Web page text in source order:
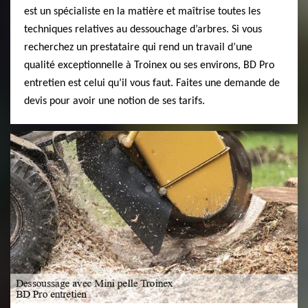
est un spécialiste en la matière et maîtrise toutes les
techniques relatives au dessouchage d’arbres. Si vous
recherchez un prestataire qui rend un travail d’une
qualité exceptionnelle à Troinex ou ses environs, BD Pro
entretien est celui qu’il vous faut. Faites une demande de
devis pour avoir une notion de ses tarifs.